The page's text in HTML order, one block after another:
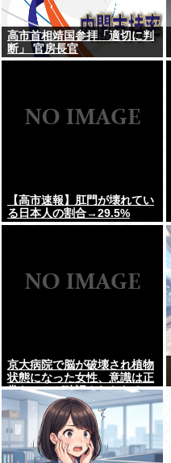
高市首相靖国参拝「適切に判
断」 官房長官
【高市速報】肛門が壊れてい
る日本人の割合→29.5%
京大病院で脳が破壊され植物
状態になった女性、意識は正
常なことが確認されおわる